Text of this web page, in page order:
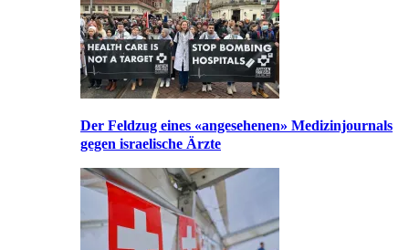
Der Feldzug eines «angesehenen» Medizinjournals
gegen israelische Ärzte